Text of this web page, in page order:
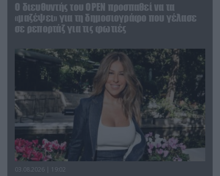
O διευθυντής του OPEN προσπαθεί να τα
«μαζέψει» για τη δημοσιογράφο που γέλασε
σε ρεπορτάζ για τις φωτιές
03.08.2026 | 19:02